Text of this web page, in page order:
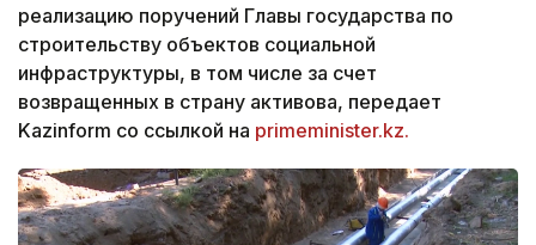
реализацию поручений Главы государства по
строительству объектов социальной
инфраструктуры, в том числе за счет
возвращенных в страну активова, передает
Kazinform со ссылкой на primeminister.kz.